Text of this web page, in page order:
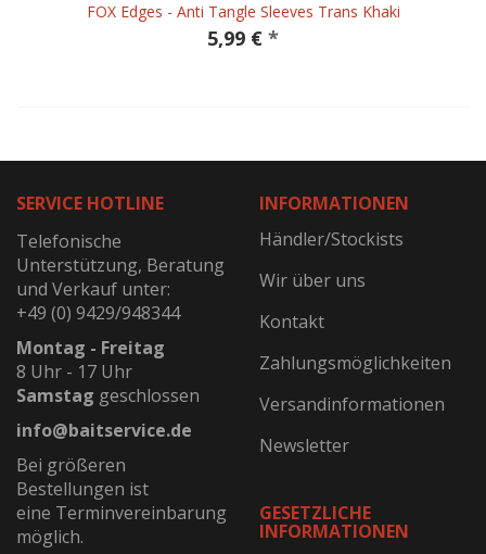
FOX Edges - Anti Tangle Sleeves Trans Khaki
5,99 € *
SERVICE HOTLINE
Telefonische
Unterstützung, Beratung
und Verkauf unter:
+49 (0) 9429/948344
Montag - Freitag
8 Uhr - 17 Uhr
Samstag geschlossen
info@baitservice.de
Bei größeren
Bestellungen ist
eine Terminvereinbarung
möglich.
INFORMATIONEN
Händler/Stockists
Wir über uns
Kontakt
Zahlungsmöglichkeiten
Versandinformationen
Newsletter
GESETZLICHE
INFORMATIONEN